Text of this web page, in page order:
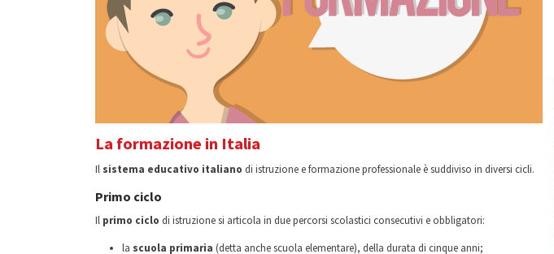
La formazione in Italia
Il sistema educativo italiano di istruzione e formazione professionale è suddiviso in diversi cicli.
Primo ciclo
Il primo ciclo di istruzione si articola in due percorsi scolastici consecutivi e obbligatori:
la scuola primaria (detta anche scuola elementare), della durata di cinque anni;